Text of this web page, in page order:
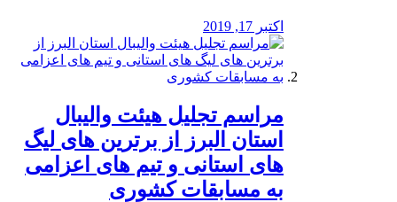
اکتبر 17, 2019
مراسم تجلیل هیئت والیبال
استان البرز از برترین های لیگ
های استانی و تیم های اعزامی
به مسابقات کشوری